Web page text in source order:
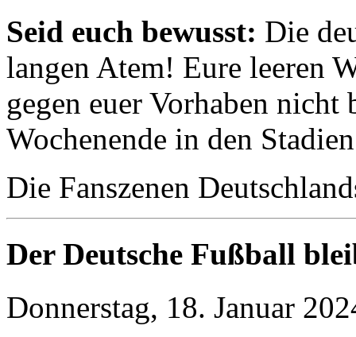
Seid euch bewusst: Die
langen Atem! Eure leeren
gegen euer Vorhaben nicht
Wochenende in den
Die Fanszenen
Der Deutsche Fußball
Donnerstag, 18. Januar